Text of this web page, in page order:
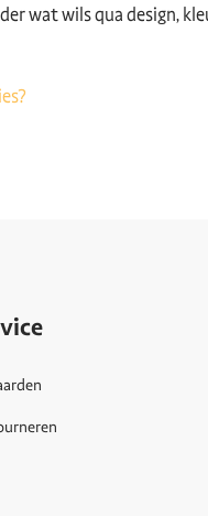
wat wils qua design,